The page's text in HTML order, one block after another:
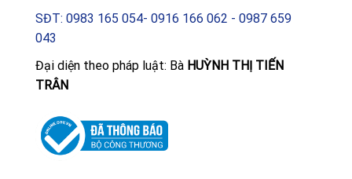
SĐT: 0983 165 054- 0916 166 062 - 0987 659
043
Đại diện theo pháp luật: Bà HUỲNH THỊ TIẾN
TRÂN